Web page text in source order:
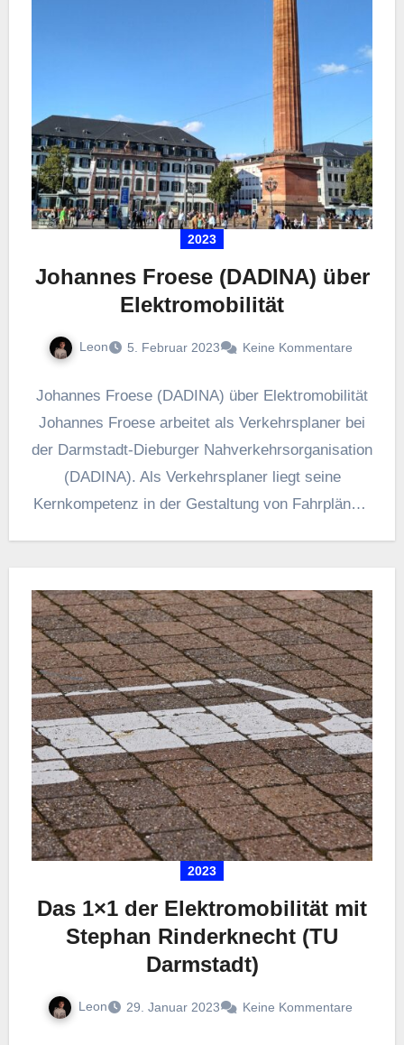
2023
Johannes Froese (DADINA) über
Elektromobilität
Leon 5. Februar 2023 Keine Kommentare
Johannes Froese (DADINA) über Elektromobilität
Johannes Froese arbeitet als Verkehrsplaner bei
der Darmstadt-Dieburger Nahverkehrsorganisation
(DADINA). Als Verkehrsplaner liegt seine
Kernkompetenz in der Gestaltung von Fahrplänen.
2023
Das 1×1 der Elektromobilität mit
Stephan Rinderknecht (TU
Darmstadt)
Leon 29. Januar 2023 Keine Kommentare